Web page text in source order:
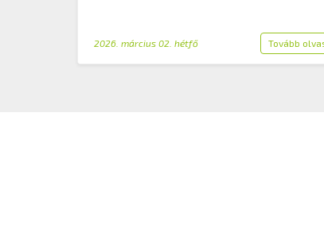
2026. március 02. hétfő Tovább